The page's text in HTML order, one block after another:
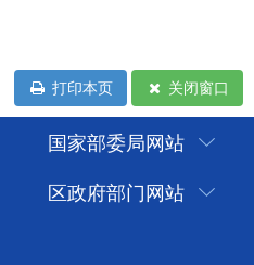
打印本页 关闭窗口
国家部委局网站
区政府部门网站